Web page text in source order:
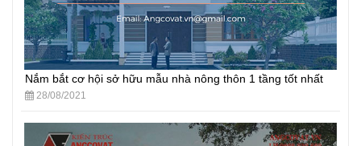
Nắm bắt cơ hội sở hữu mẫu nhà nông thôn 1 tầng tốt nhất
28/08/2021